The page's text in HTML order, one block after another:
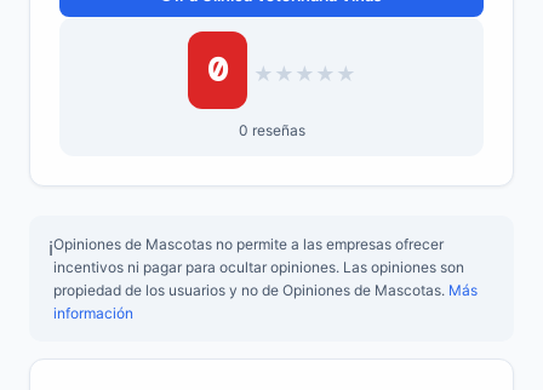
0 ★ ★ ★ ★ ★
0 reseñas
ℹ️Opiniones de Mascotas no permite a las empresas ofrecer
incentivos ni pagar para ocultar opiniones. Las opiniones son
propiedad de los usuarios y no de Opiniones de Mascotas. Más
información